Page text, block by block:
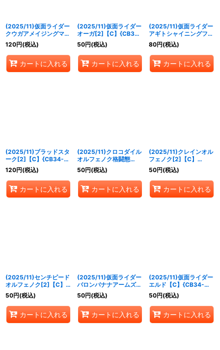
(2025/11)仮面ライダー
クウガアメイジングマイ
ティ[3]【M】{CB34-
013}《赤》
120円(税込)
カートに入れる
(2025/11)仮面ライダー
オーガ[2]【C】{CB34-
014}《多》
50円(税込)
カートに入れる
(2025/11)仮面ライダー
アギトシャイニングフォ
ーム[2]【R】{CB34-
015}《多》
80円(税込)
カートに入れる
(2025/11)ブラッドスタ
ーク[2]【C】{CB34-
016}《紫》
120円(税込)
カートに入れる
(2025/11)クロコダイル
オルフェノク格闘態
【C】{CB34-017}
《紫》
50円(税込)
カートに入れる
(2025/11)クレインオル
フェノク[2]【C】
{CB34-018}《紫》
50円(税込)
カートに入れる
(2025/11)センチピード
オルフェノク[2]【C】
{CB34-019}《紫》
50円(税込)
カートに入れる
(2025/11)仮面ライダー
バロンバナナアームズ
[3]【C】{CB34-020}
《多》
50円(税込)
カートに入れる
(2025/11)仮面ライダー
エルド【C】{CB34-
021}《多》
50円(税込)
カートに入れる